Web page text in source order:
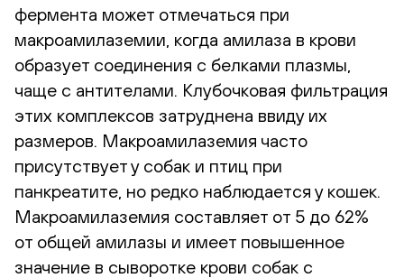
фермента может отмечаться при
макроамилаземии, когда амилаза в крови
образует соединения с белками плазмы,
чаще с антителами. Клубочковая фильтрация
этих комплексов затруднена ввиду их
размеров. Макроамилаземия часто
присутствует у собак и птиц при
панкреатите, но редко наблюдается у кошек.
Макроамилаземия составляет от 5 до 62%
от общей амилазы и имеет повышенное
значение в сыворотке крови собак с